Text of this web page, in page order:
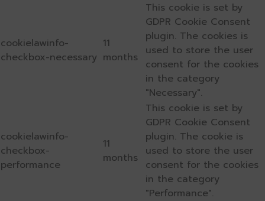
cookielawinfo-
checkbox-necessary
11
months
This cookie is set by
GDPR Cookie Consent
plugin. The cookies is
used to store the user
consent for the cookies
in the category
"Necessary".
cookielawinfo-
checkbox-
performance
11
months
This cookie is set by
GDPR Cookie Consent
plugin. The cookie is
used to store the user
consent for the cookies
in the category
"Performance".